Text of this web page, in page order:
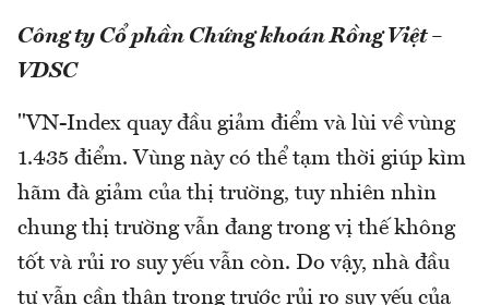
Công ty Cổ phần Chứng khoán Rồng Việt –
VDSC
"VN-Index quay đầu giảm điểm và lùi về vùng
1.435 điểm. Vùng này có thể tạm thời giúp kìm
hãm đà giảm của thị trường, tuy nhiên nhìn
chung thị trường vẫn đang trong vị thế không
tốt và rủi ro suy yếu vẫn còn. Do vậy, nhà đầu
tư vẫn cần thận trọng trước rủi ro suy yếu của